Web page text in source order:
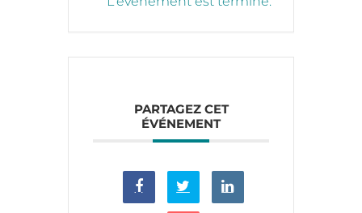
PARTAGEZ CET
ÉVÉNEMENT